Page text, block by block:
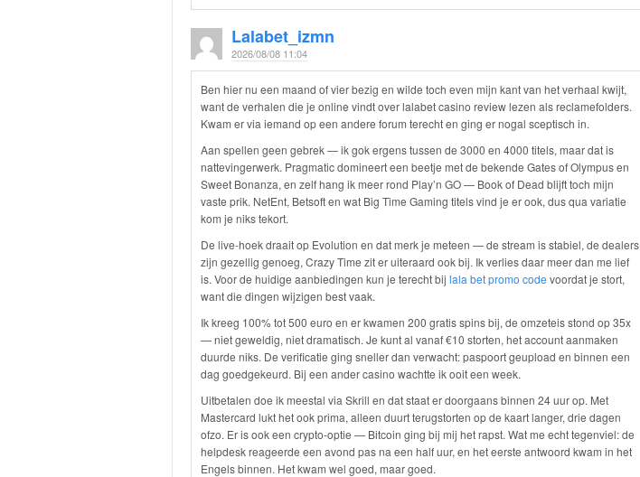
Lalabet_izmn
2026/08/08 11:04
Ben hier nu een maand of vier bezig en wilde toch even mijn kant van het verhaal kwijt,
want de verhalen die je online vindt over lalabet casino review lezen als reclamefolders.
Kwam er via iemand op een andere forum terecht en ging er nogal sceptisch in.
Aan spellen geen gebrek — ik gok ergens tussen de 3000 en 4000 titels, maar dat is
nattevingerwerk. Pragmatic domineert een beetje met de bekende Gates of Olympus en
Sweet Bonanza, en zelf hang ik meer rond Play’n GO — Book of Dead blijft toch mijn
vaste prik. NetEnt, Betsoft en wat Big Time Gaming titels vind je er ook, dus qua variatie
kom je niks tekort.
De live-hoek draait op Evolution en dat merk je meteen — de stream is stabiel, de dealers
zijn gezellig genoeg, Crazy Time zit er uiteraard ook bij. Ik verlies daar meer dan me lief
is. Voor de huidige aanbiedingen kun je terecht bij lala bet promo code voordat je stort,
want die dingen wijzigen best vaak.
Ik kreeg 100% tot 500 euro en er kwamen 200 gratis spins bij, de omzeteis stond op 35x
— niet geweldig, niet dramatisch. Je kunt al vanaf €10 storten, het account aanmaken
duurde niks. De verificatie ging sneller dan verwacht: paspoort geupload en binnen een
dag goedgekeurd. Bij een ander casino wachtte ik ooit een week.
Uitbetalen doe ik meestal via Skrill en dat staat er doorgaans binnen 24 uur op. Met
Mastercard lukt het ook prima, alleen duurt terugstorten op de kaart langer, drie dagen
ofzo. Er is ook een crypto-optie — Bitcoin ging bij mij het rapst. Wat me echt tegenviel: de
helpdesk reageerde een avond pas na een half uur, en het eerste antwoord kwam in het
Engels binnen. Het kwam wel goed, maar goed.